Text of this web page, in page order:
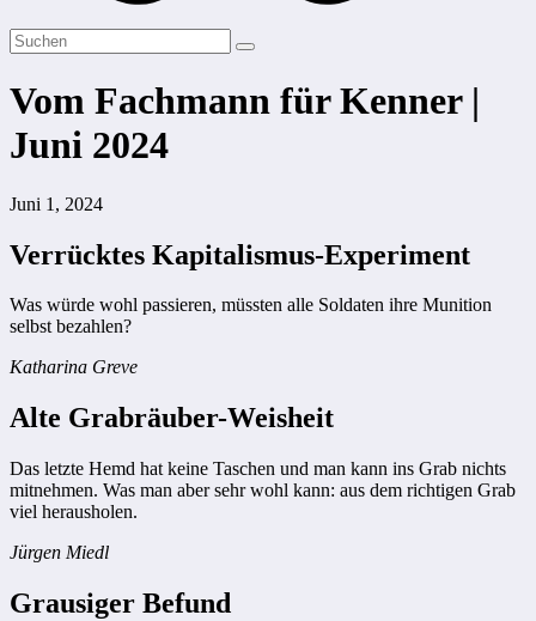
Vom Fachmann für Kenner |
Juni 2024
Juni 1, 2024
Verrücktes Kapitalismus-Experiment
Was würde wohl passieren, müssten alle Soldaten ihre Munition
selbst bezahlen?
Katharina Greve
Alte Grabräuber-Weisheit
Das letzte Hemd hat keine Taschen und man kann ins Grab nichts
mitnehmen. Was man aber sehr wohl kann: aus dem richtigen Grab
viel herausholen.
Jürgen Miedl
Grausiger Befund